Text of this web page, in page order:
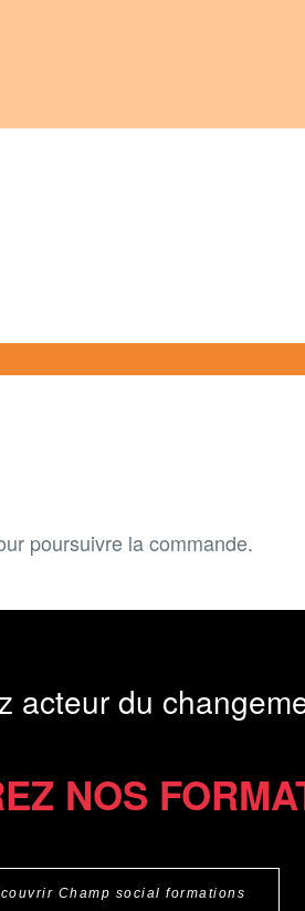
poursuivre la commande.
acteur du
NOS
Champ social formations